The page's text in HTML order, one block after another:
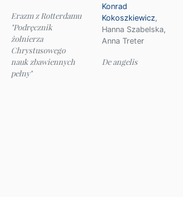
Erazm z Rotterdamu
"Podręcznik
żołnierza
Chrystusowego
nauk zbawiennych
pełny"
Konrad
Kokoszkiewicz,
Hanna Szabelska,
Anna Treter
De angelis